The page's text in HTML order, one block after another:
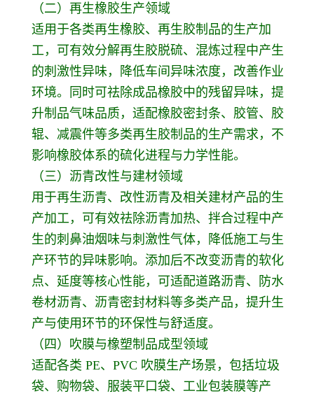
（二）再生橡胶生产领域
适用于各类再生橡胶、再生胶制品的生产加
工，可有效分解再生胶脱硫、混炼过程中产生
的刺激性异味，降低车间异味浓度，改善作业
环境。同时可祛除成品橡胶中的残留异味，提
升制品气味品质，适配橡胶密封条、胶管、胶
辊、减震件等多类再生胶制品的生产需求，不
影响橡胶体系的硫化进程与力学性能。
（三）沥青改性与建材领域
用于再生沥青、改性沥青及相关建材产品的生
产加工，可有效祛除沥青加热、拌合过程中产
生的刺鼻油烟味与刺激性气体，降低施工与生
产环节的异味影响。添加后不改变沥青的软化
点、延度等核心性能，可适配道路沥青、防水
卷材沥青、沥青密封材料等多类产品，提升生
产与使用环节的环保性与舒适度。
（四）吹膜与橡塑制品成型领域
适配各类 PE、PVC 吹膜生产场景，包括垃圾
袋、购物袋、服装平口袋、工业包装膜等产